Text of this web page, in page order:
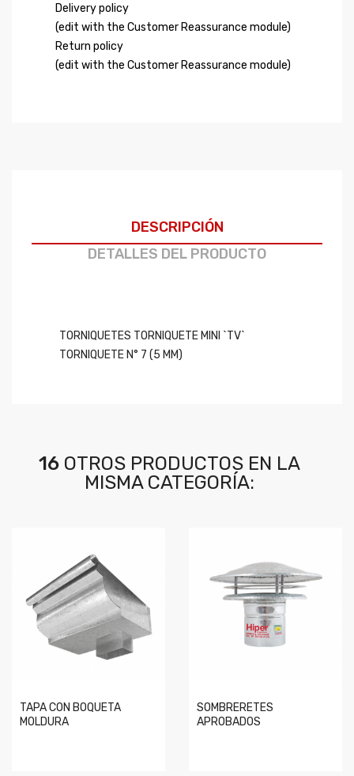
Delivery policy
(edit with the Customer Reassurance module)
Return policy
(edit with the Customer Reassurance module)
DESCRIPCIÓN
DETALLES DEL PRODUCTO
TORNIQUETES TORNIQUETE MINI `TV`
TORNIQUETE N° 7 (5 MM)
16OTROS PRODUCTOS EN LA
MISMA CATEGORÍA:
TAPA CON BOQUETA
MOLDURA
SOMBRERETES
APROBADOS